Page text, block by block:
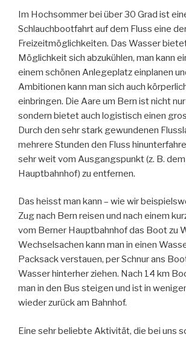
Im Hochsommer bei über 30 Grad ist
Schlauchbootfahrt auf dem Fluss eine
Freizeitmöglichkeiten. Das Wasser
Möglichkeit sich abzukühlen, man kann
einem schönen Anlegeplatz einplanen
Ambitionen kann man sich auch
einbringen. Die Aare um Bern ist nicht
sondern bietet auch logistisch einen
Durch den sehr stark gewundenen
mehrere Stunden den Fluss
sehr weit vom Ausgangspunkt (z. B.
Hauptbahnhof) zu entfernen.
Das heisst man kann – wie wir
Zug nach Bern reisen und nach einem
vom Berner Hauptbahnhof das Boot zu
Wechselsachen kann man in einen
Packsack verstauen, per Schnur ans
Wasser hinterher ziehen. Nach 14 km
man in den Bus steigen und ist in
wieder zurück am Bahnhof.
Eine sehr beliebte Aktivität, die bei uns